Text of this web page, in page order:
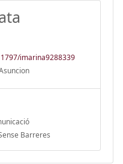
imarina9288339
Barreres